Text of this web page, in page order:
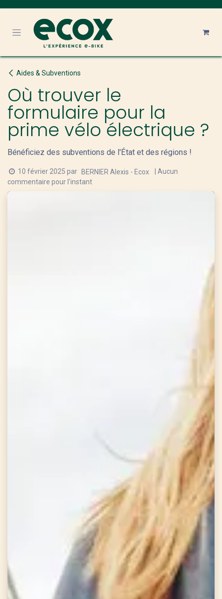
Aides & Subventions
Où trouver le
formulaire pour la
prime vélo électrique ?
Bénéficiez des subventions de l'État et des régions !
10 février 2025 par BERNIER Alexis - Ecox
| Aucun
commentaire pour l'instant